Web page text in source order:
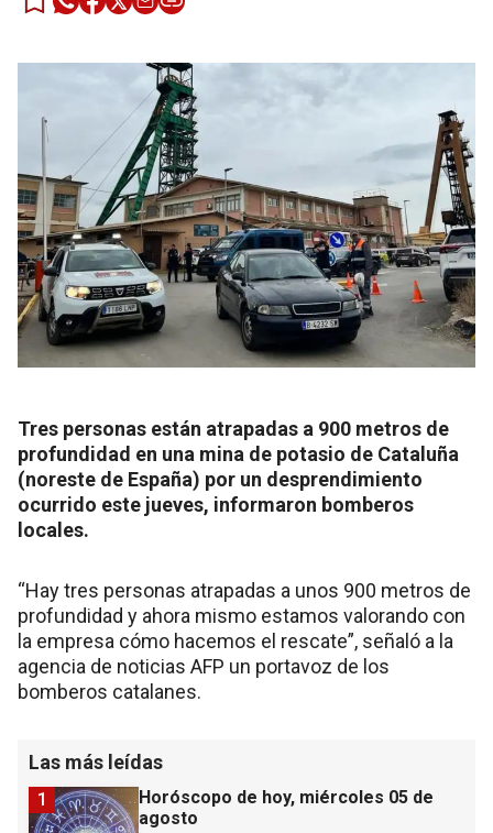
Tres personas están atrapadas a 900 metros de
profundidad en una mina de potasio de Cataluña
(noreste de España) por un desprendimiento
ocurrido este jueves, informaron bomberos
locales.
“Hay tres personas atrapadas a unos 900 metros de
profundidad y ahora mismo estamos valorando con
la empresa cómo hacemos el rescate”, señaló a la
agencia de noticias AFP un portavoz de los
bomberos catalanes.
Las más leídas
Horóscopo de hoy, miércoles 05 de
agosto
1